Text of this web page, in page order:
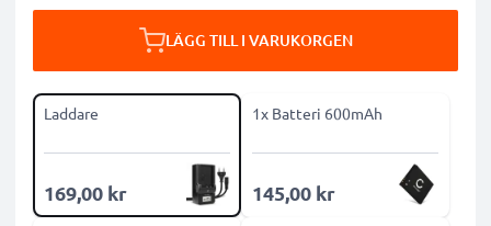
LÄGG TILL I VARUKORGEN
Laddare
169,00 kr
1x Batteri 600mAh
145,00 kr